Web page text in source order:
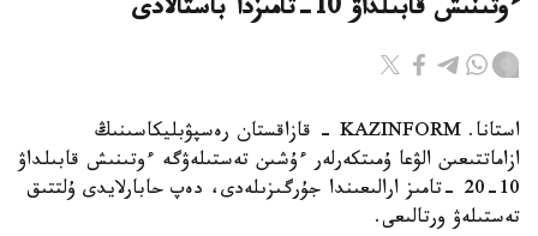
ءوتىنىش قابىلداۋ 10-تامىزدا باستالادى
استانا. KAZINFORM - قازاقستان رەسپۋبليكاسىنىڭ
ازاماتتىعىن الۋعا ۇمىتكەرلەر ءۇشىن تەستىلەۋگە ءوتىنىش قابىلداۋ
10-20 -تامىز ارالىعىندا جۇرگىزىلەدى، دەپ حابارلايدى ۇلتتىق
تەستىلەۋ ورتالىعى.